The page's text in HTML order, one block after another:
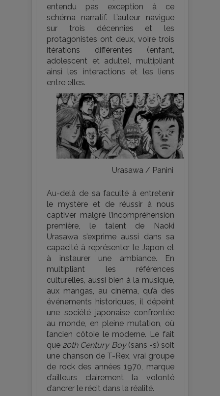
entendu pas exception à ce
schéma narratif. L’auteur navigue
sur trois décennies et les
protagonistes ont deux, voire trois
itérations différentes (enfant,
adolescent et adulte), multipliant
ainsi les interactions et les liens
entre elles.
Urasawa / Panini
Au-delà de sa faculté à entretenir
le mystère et de réussir à nous
captiver malgré l’incompréhension
première, le talent de Naoki
Urasawa s’exprime aussi dans sa
capacité à représenter le Japon et
à instaurer une ambiance. En
multipliant les références
culturelles, aussi bien à la musique,
aux mangas, au cinéma, qu’à des
événements historiques, il dépeint
une société japonaise confrontée
au monde, en pleine mutation, où
l’ancien côtoie le moderne. Le fait
que 20th Century Boy(sans -s) soit
une chanson de T-Rex, vrai groupe
de rock des années 1970, marque
d’ailleurs clairement la volonté
d’ancrer le récit dans la réalité.